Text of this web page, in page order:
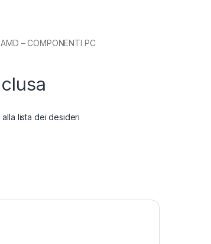
– COMPONENTI PC
alla lista dei desideri